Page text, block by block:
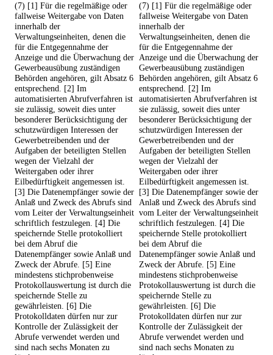
(7) [1] Für die regelmäßige oder
fallweise Weitergabe von Daten
innerhalb der
Verwaltungseinheiten, denen die
für die Entgegennahme der
Anzeige und die Überwachung der
Gewerbeausübung zuständigen
Behörden angehören, gilt Absatz 6
entsprechend. [2] Im
automatisierten Abrufverfahren ist
sie zulässig, soweit dies unter
besonderer Berücksichtigung der
schutzwürdigen Interessen der
Gewerbetreibenden und der
Aufgaben der beteiligten Stellen
wegen der Vielzahl der
Weitergaben oder ihrer
Eilbedürftigkeit angemessen ist.
[3] Die Datenempfänger sowie der
Anlaß und Zweck des Abrufs sind
vom Leiter der Verwaltungseinheit
schriftlich festzulegen. [4] Die
speichernde Stelle protokolliert
bei dem Abruf die
Datenempfänger sowie Anlaß und
Zweck der Abrufe. [5] Eine
mindestens stichprobenweise
Protokollauswertung ist durch die
speichernde Stelle zu
gewährleisten. [6] Die
Protokolldaten dürfen nur zur
Kontrolle der Zulässigkeit der
Abrufe verwendet werden und
sind nach sechs Monaten zu
(7) [1] Für die regelmäßige oder
fallweise Weitergabe von Daten
innerhalb der
Verwaltungseinheiten, denen die
für die Entgegennahme der
Anzeige und die Überwachung der
Gewerbeausübung zuständigen
Behörden angehören, gilt Absatz 6
entsprechend. [2] Im
automatisierten Abrufverfahren ist
sie zulässig, soweit dies unter
besonderer Berücksichtigung der
schutzwürdigen Interessen der
Gewerbetreibenden und der
Aufgaben der beteiligten Stellen
wegen der Vielzahl der
Weitergaben oder ihrer
Eilbedürftigkeit angemessen ist.
[3] Die Datenempfänger sowie der
Anlaß und Zweck des Abrufs sind
vom Leiter der Verwaltungseinheit
schriftlich festzulegen. [4] Die
speichernde Stelle protokolliert
bei dem Abruf die
Datenempfänger sowie Anlaß und
Zweck der Abrufe. [5] Eine
mindestens stichprobenweise
Protokollauswertung ist durch die
speichernde Stelle zu
gewährleisten. [6] Die
Protokolldaten dürfen nur zur
Kontrolle der Zulässigkeit der
Abrufe verwendet werden und
sind nach sechs Monaten zu